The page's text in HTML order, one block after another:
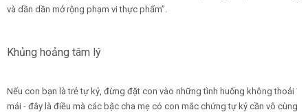
và dần dần mở rộng phạm vi thực phẩm”.
Khủng hoảng tâm lý
Nếu con bạn là trẻ tự kỷ, đừng đặt con vào những tình huống không thoải
mái - đây là điều mà các bậc cha mẹ có con mắc chứng tự kỷ cần vô cùng